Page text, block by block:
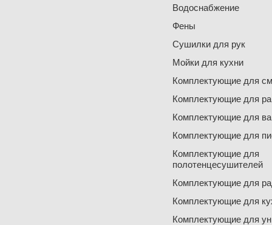
Водоснабжение
Фены
Сушилки для рук
Мойки для кухни
Комплектующие для
Комплектующие для
Комплектующие для
Комплектующие для
Комплектующие для
полотенцесушителей
Комплектующие для
Комплектующие для
Комплектующие для